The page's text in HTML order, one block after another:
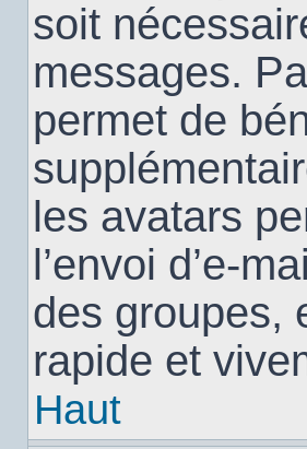
soit
messages.
permet de
les avatars
l’envoi d’e-
des groupes,
rapide et
Haut